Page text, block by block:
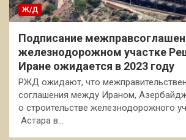
Ж/Д
Подписание
железнодорожном участке
Иране ожидается в 2023 году
РЖД ожидают, что
соглашения между Ираном,
о строительстве железнодорожного
Астара в…